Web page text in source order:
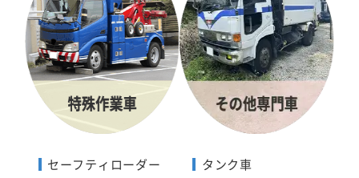
セーフティローダー
タンク車